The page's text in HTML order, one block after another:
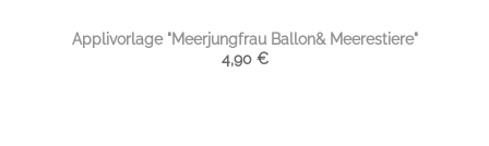
Applivorlage "Meerjungfrau Ballon& Meerestiere"
4,90 €